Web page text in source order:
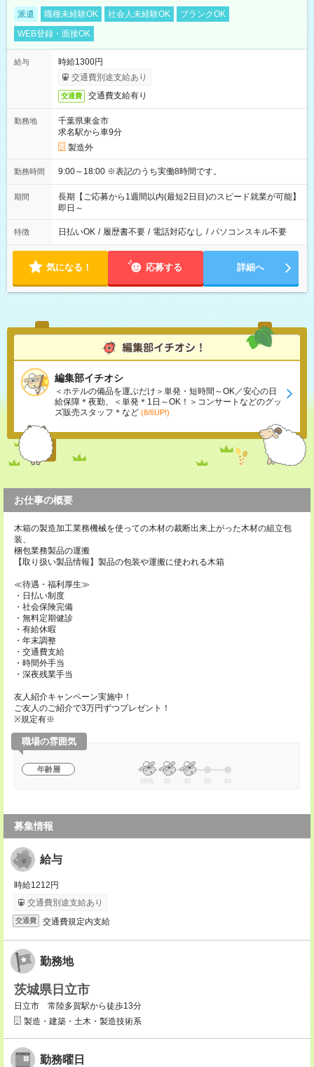
派遣 職種未経験OK 社会人未経験OK
ブランクOK
WEB登録・面接OK
給与
時給1300円
交通費別途支給あり
交通費 交通費支給有り
勤務地
千葉県東金市
求名駅から車9分
製造外
勤務時間 9:00～18:00 ※表記のうち実働8時間です。
期間
長期【ご応募から1週間以内(最短2日目)のスピード就業が可能】
即日～
特徴 日払いOK / 履歴書不要 / 電話対応なし / パソコンスキル不要
気になる！ 応募する 詳細へ
編集部イチオシ
＜ホテルの備品を運ぶだけ＞単発・短時間～OK／安心の日
給保障＊夜勤、＜単発＊1日～OK！＞コンサートなどのグッ
ズ販売スタッフ＊など (8/6UP!)
お仕事の概要
木箱の製造加工業務機械を使っての木材の裁断出来上がった木材の組立包
装、
梱包業務製品の運搬
【取り扱い製品情報】製品の包装や運搬に使われる木箱
≪待遇・福利厚生≫
・日払い制度
・社会保険完備
・無料定期健診
・有給休暇
・年末調整
・交通費支給
・時間外手当
・深夜残業手当
友人紹介キャンペーン実施中！
ご友人のご紹介で3万円ずつプレゼント！
※規定有※
職場の雰囲気
年齢層
20代 30 40 50 60
募集情報
給与
時給1212円
交通費別途支給あり
交通費 交通費規定内支給
勤務地
茨城県日立市
日立市 常陸多賀駅から徒歩13分
製造・建築・土木・製造技術系
勤務曜日